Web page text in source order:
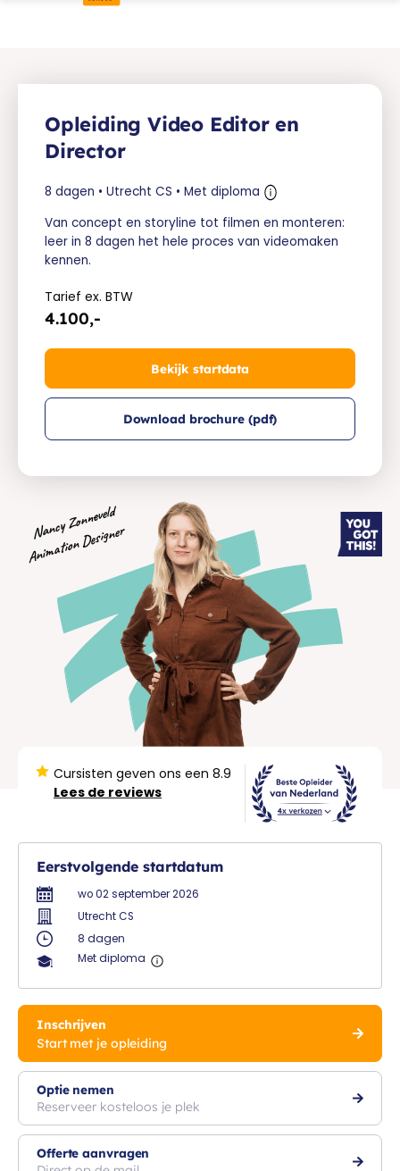
Opleiding Video Editor en
Director
8 dagen • Utrecht CS • Met diploma
Van concept en storyline tot filmen en monteren:
leer in 8 dagen het hele proces van videomaken
kennen.
Tarief ex. BTW
4.100,-
Bekijk startdata
Download brochure (pdf)
Nancy Zonneveld
Animation Designer
Cursisten geven ons een 8.9
Lees de reviews
Eerstvolgende startdatum
wo 02 september 2026
Utrecht CS
8 dagen
Met diploma
Inschrijven
Start met je opleiding
Optie nemen
Reserveer kosteloos je plek
Offerte aanvragen